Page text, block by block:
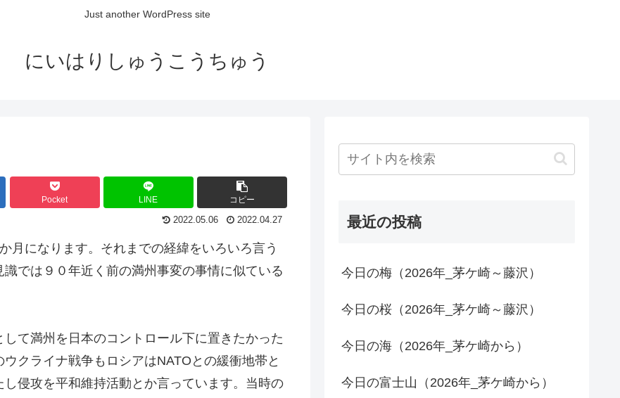
Just another WordPress site
にいはりしゅうこうちゅう
Pocket LINE コピー
2022.05.06 2022.04.27
月になります。それまでの経緯をいろいろ言う
では９０年近く前の満州事変の事情に似ている
て満州を日本のコントロール下に置きたかった
クライナ戦争もロシアはNATOとの緩衝地帯と
侵攻を平和維持活動とか言っています。当時の
最近の投稿
今日の梅（2026年_茅ケ崎～藤沢）
今日の桜（2026年_茅ケ崎～藤沢）
今日の海（2026年_茅ケ崎から）
今日の富士山（2026年_茅ケ崎から）